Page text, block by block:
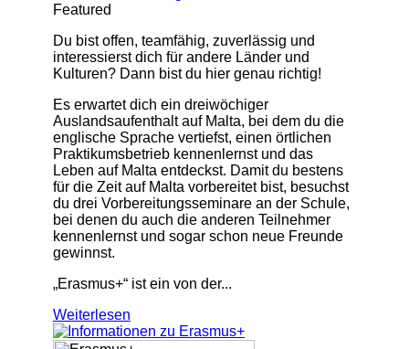
Featured
Du bist offen, teamfähig, zuverlässig und
interessierst dich für andere Länder und
Kulturen? Dann bist du hier genau richtig!
Es erwartet dich ein dreiwöchiger
Auslandsaufenthalt auf Malta, bei dem du die
englische Sprache vertiefst, einen örtlichen
Praktikumsbetrieb kennenlernst und das
Leben auf Malta entdeckst. Damit du bestens
für die Zeit auf Malta vorbereitet bist, besuchst
du drei Vorbereitungsseminare an der Schule,
bei denen du auch die anderen Teilnehmer
kennenlernst und sogar schon neue Freunde
gewinnst.
„Erasmus+“ ist ein von der...
Weiterlesen